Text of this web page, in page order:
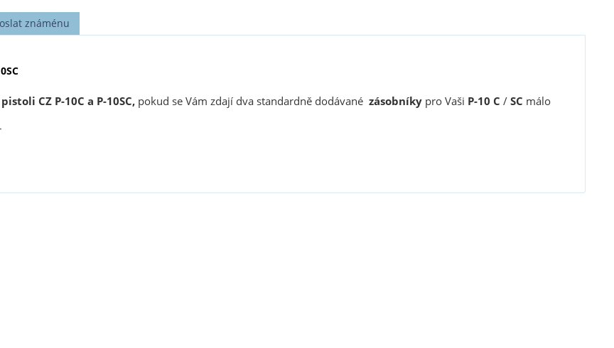
známénu
pistoli CZ P-10C a P-10SC, pokud se Vám zdají dva standardně dodávané zásobníkypro Vaši P-10 C /SC málo